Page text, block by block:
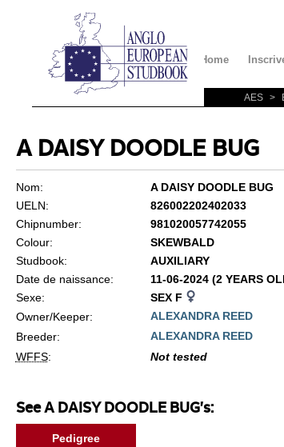
Home
AES >
A DAISY DOODLE BUG
Nom:
A DAISY DOODLE BUG
UELN:
826002202402033
Chipnumber:
981020057742055
Colour:
SKEWBALD
Studbook:
AUXILIARY
Date de naissance:
11-06-2024 (2 YEARS
Sexe:
SEX F
Owner/Keeper:
ALEXANDRA REED
Breeder:
ALEXANDRA REED
WFFS: Not tested
See A DAISY DOODLE BUG's:
Pedigree